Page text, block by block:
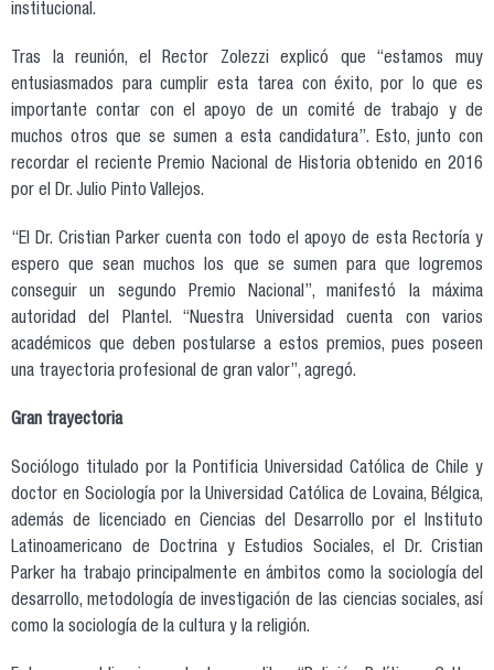
institucional.
Tras la reunión, el Rector Zolezzi explicó que “estamos muy
entusiasmados para cumplir esta tarea con éxito, por lo que es
importante contar con el apoyo de un comité de trabajo y de
muchos otros que se sumen a esta candidatura”. Esto, junto con
recordar el reciente Premio Nacional de Historia obtenido en 2016
por el Dr. Julio Pinto Vallejos.
“El Dr. Cristian Parker cuenta con todo el apoyo de esta Rectoría y
espero que sean muchos los que se sumen para que logremos
conseguir un segundo Premio Nacional”, manifestó la máxima
autoridad del Plantel. “Nuestra Universidad cuenta con varios
académicos que deben postularse a estos premios, pues poseen
una trayectoria profesional de gran valor”, agregó.
Gran trayectoria
Sociólogo titulado por la Pontificia Universidad Católica de Chile y
doctor en Sociología por la Universidad Católica de Lovaina, Bélgica,
además de licenciado en Ciencias del Desarrollo por el Instituto
Latinoamericano de Doctrina y Estudios Sociales, el Dr. Cristian
Parker ha trabajo principalmente en ámbitos como la sociología del
desarrollo, metodología de investigación de las ciencias sociales, así
como la sociología de la cultura y la religión.